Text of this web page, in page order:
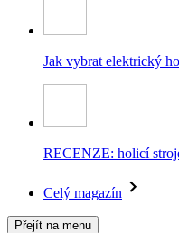
Jak vybrat elektrický
RECENZE: holicí
Celý magazín
Přejít na menu